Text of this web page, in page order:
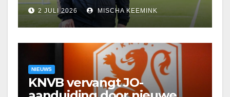
2 JULI 2026 MISCHA KEEMINK
NIEUWS
KNVB vervangt JO-